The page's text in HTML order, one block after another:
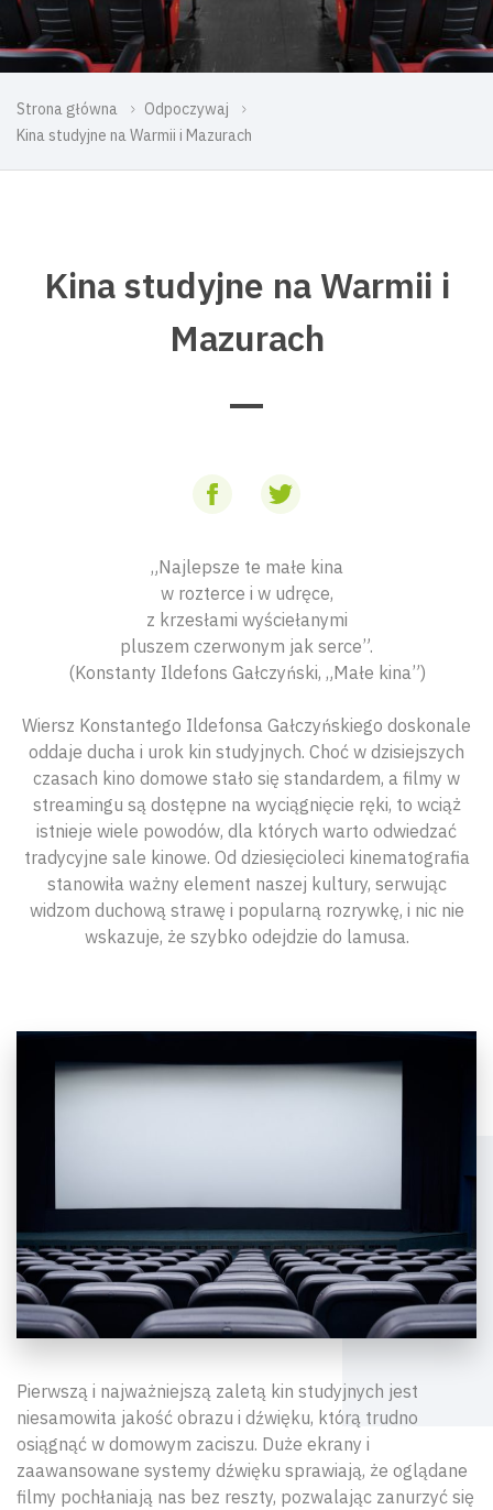
Strona główna
Odpoczywaj
Kina studyjne na Warmii i Mazurach
Kina studyjne na Warmii i
Mazurach
„Najlepsze te małe kina
w rozterce i w udręce,
z krzesłami wyściełanymi
pluszem czerwonym jak serce”.
(Konstanty Ildefons Gałczyński, „Małe kina”)
Wiersz Konstantego Ildefonsa Gałczyńskiego doskonale
oddaje ducha i urok kin studyjnych. Choć w dzisiejszych
czasach kino domowe stało się standardem, a filmy w
streamingu są dostępne na wyciągnięcie ręki, to wciąż
istnieje wiele powodów, dla których warto odwiedzać
tradycyjne sale kinowe. Od dziesięcioleci kinematografia
stanowiła ważny element naszej kultury, serwując
widzom duchową strawę i popularną rozrywkę, i nic nie
wskazuje, że szybko odejdzie do lamusa.
Pierwszą i najważniejszą zaletą kin studyjnych jest
niesamowita jakość obrazu i dźwięku, którą trudno
osiągnąć w domowym zaciszu. Duże ekrany i
zaawansowane systemy dźwięku sprawiają, że oglądane
filmy pochłaniają nas bez reszty, pozwalając zanurzyć się